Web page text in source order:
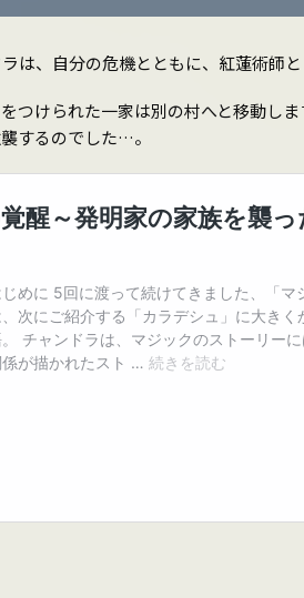
は、自分の危機とともに、紅蓮術師と
つけられた一家は別の村へと移動し
するのでした…。